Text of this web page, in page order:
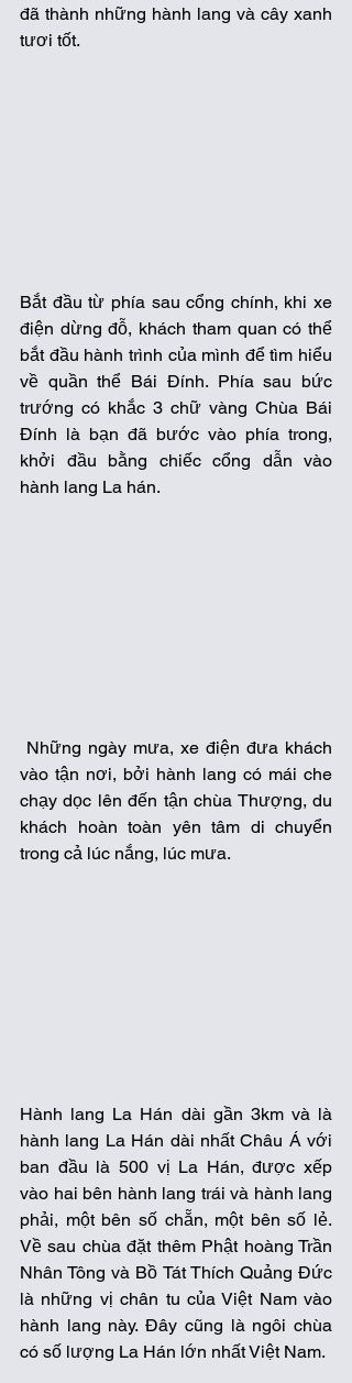
đã thành những hành lang và cây xanh
tươi tốt.
Bắt đầu từ phía sau cổng chính, khi xe
điện dừng đỗ, khách tham quan có thể
bắt đầu hành trình của mình để tìm hiểu
về quần thể Bái Đính. Phía sau bức
trướng có khắc 3 chữ vàng Chùa Bái
Đính là bạn đã bước vào phía trong,
khởi đầu bằng chiếc cổng dẫn vào
hành lang La hán.
vào tận nơi, bởi hành lang có mái che
chạy dọc lên đến tận chùa Thượng, du
khách hoàn toàn yên tâm di chuyển
trong cả lúc nắng, lúc mưa.
Hành lang La Hán dài gần 3km và là
hành lang La Hán dài nhất Châu Á với
ban đầu là 500 vị La Hán, được xếp
vào hai bên hành lang trái và hành lang
phải, một bên số chẵn, một bên số lẻ.
Về sau chùa đặt thêm Phật hoàng Trần
Nhân Tông và Bồ Tát Thích Quảng Đức
là những vị chân tu của Việt Nam vào
hành lang này. Đây cũng là ngôi chùa
có số lượng La Hán lớn nhất Việt Nam.